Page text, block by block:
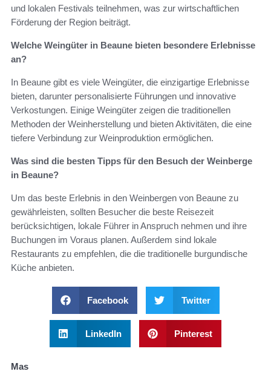
und lokalen Festivals teilnehmen, was zur wirtschaftlichen
Förderung der Region beiträgt.
Welche Weingüter in Beaune bieten besondere Erlebnisse
an?
In Beaune gibt es viele Weingüter, die einzigartige Erlebnisse
bieten, darunter personalisierte Führungen und innovative
Verkostungen. Einige Weingüter zeigen die traditionellen
Methoden der Weinherstellung und bieten Aktivitäten, die eine
tiefere Verbindung zur Weinproduktion ermöglichen.
Was sind die besten Tipps für den Besuch der Weinberge
in Beaune?
Um das beste Erlebnis in den Weinbergen von Beaune zu
gewährleisten, sollten Besucher die beste Reisezeit
berücksichtigen, lokale Führer in Anspruch nehmen und ihre
Buchungen im Voraus planen. Außerdem sind lokale
Restaurants zu empfehlen, die die traditionelle burgundische
Küche anbieten.
Facebook Twitter
LinkedIn Pinterest
Mas